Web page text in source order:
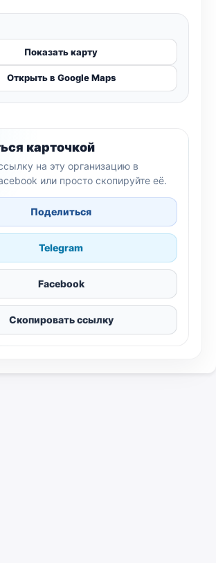
Показать карту
Открыть в Google Maps
карточкой
на эту организацию в
или просто скопируйте её.
Поделиться
Telegram
Facebook
Скопировать ссылку